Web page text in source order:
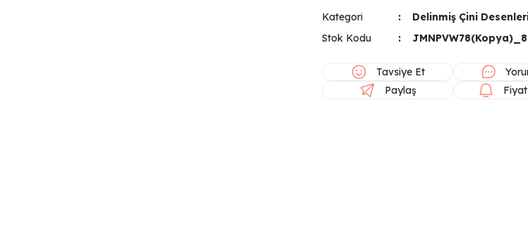
Kategori
Delinmiş Çini
Stok Kodu
Tavsiye Et
Paylaş